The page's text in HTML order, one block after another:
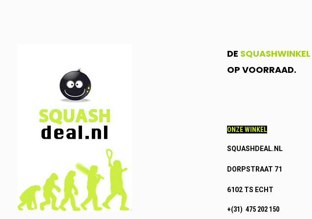
DE SQUASHWINKEL
OP VOORRAAD.
ONZE WINKEL
SQUASHDEAL.NL
DORPSTRAAT 71
6102 TS ECHT
+(31) 475 202 150